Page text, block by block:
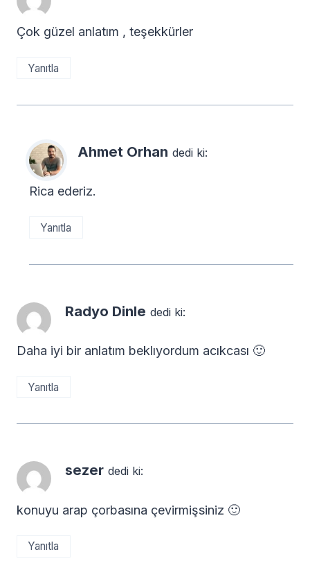
Çok güzel anlatım , teşekkürler
Yanıtla
Ahmet Orhan dedi ki:
Rica ederiz.
Yanıtla
Radyo Dinle dedi ki:
Daha iyi bir anlatım beklıyordum acıkcası 🙂
Yanıtla
sezer dedi ki:
konuyu arap çorbasına çevirmişsiniz 🙂
Yanıtla